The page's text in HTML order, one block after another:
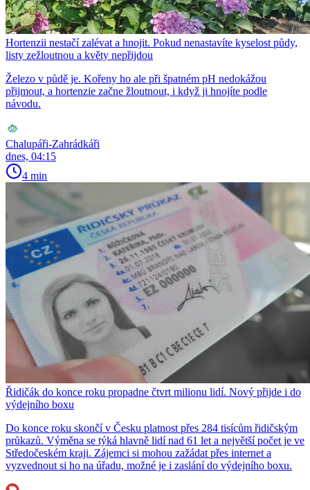
Hortenzii nestačí zalévat a hnojit. Pokud nenastavíte kyselost půdy,
listy zežloutnou a květy nepřijdou
Železo v půdě je. Kořeny ho ale při špatném pH nedokážou
přijmout, a hortenzie začne žloutnout, i když ji hnojíte podle
návodu.
Chalupáři-Zahrádkáři
dnes, 04:15
4 min
Řidičák do konce roku propadne čtvrt milionu lidí. Nový přijde i do
výdejního boxu
Do konce roku skončí v Česku platnost přes 284 tisícům řidičským
průkazů. Výměna se týká hlavně lidí nad 61 let a největší počet je ve
Středočeském kraji. Zájemci si mohou zažádat přes internet a
vyzvednout si ho na úřadu, možné je i zaslání do výdejního boxu.